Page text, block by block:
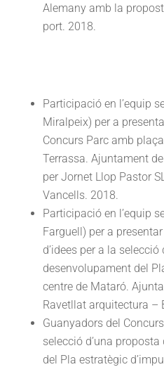
Alemany amb la
port. 2018.
Participació en l’equip
Miralpeix) per a
Concurs Parc amb
Terrassa. Ajuntament
per Jornet Llop Pastor
Vancells. 2018.
Participació en l’equip
Farguell) per a
d’idees per a la selecció
desenvolupament del
centre de Mataró.
Ravetllat arquitectura –
Guanyadors del
selecció d’una
del Pla estratègic